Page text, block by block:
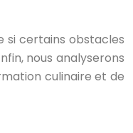
si certains obstacles
nous analyserons
culinaire et de